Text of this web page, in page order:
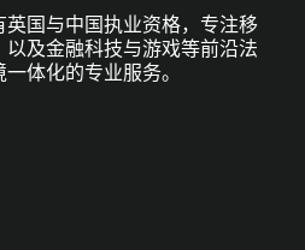
国与中国执业资格，专注移
以及金融科技与游戏等前沿法
体化的专业服务。